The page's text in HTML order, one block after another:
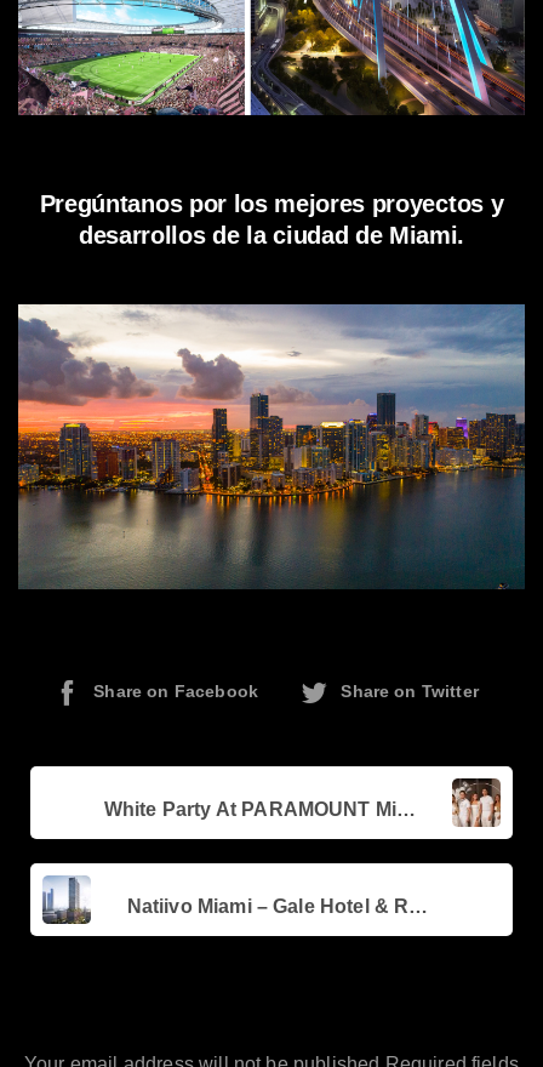
Pregúntanos por los mejores proyectos y
desarrollos de la ciudad de Miami.
Share on Facebook Share on Twitter
Continue
Reading
White Party At PARAMOUNT Miami Worldcenter
Natiivo Miami – Gale Hotel & Residences | Actualización de Obra